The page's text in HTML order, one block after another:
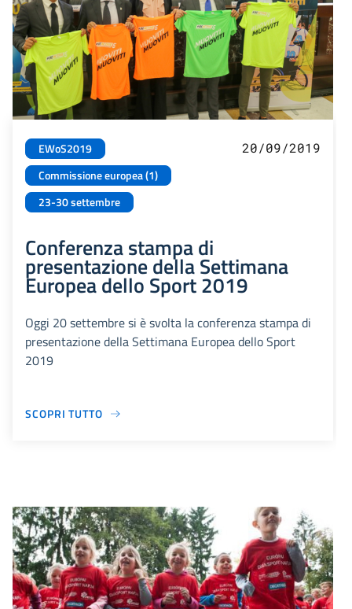
EWoS2019
Commissione europea (1)
23-30 settembre
20/09/2019
Conferenza stampa di
presentazione della Settimana
Europea dello Sport 2019
Oggi 20 settembre si è svolta la conferenza stampa di
presentazione della Settimana Europea dello Sport
2019
SCOPRI TUTTO